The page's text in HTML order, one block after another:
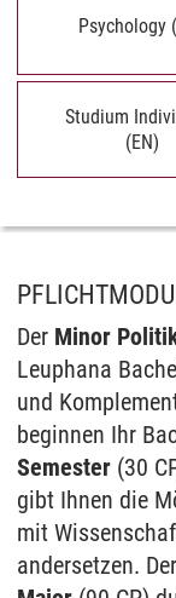
Psychology
Studium
(EN)
Der Minor
Leuphana
und
beginnen Ihr
Semester (30
gibt Ihnen die
mit
an­dersetzen.